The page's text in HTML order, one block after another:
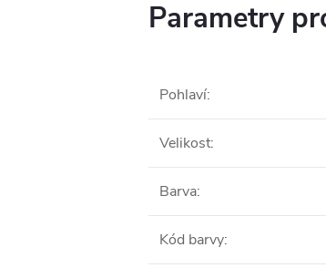
Parametry
Pohlaví:
Velikost:
Barva:
Kód barvy: